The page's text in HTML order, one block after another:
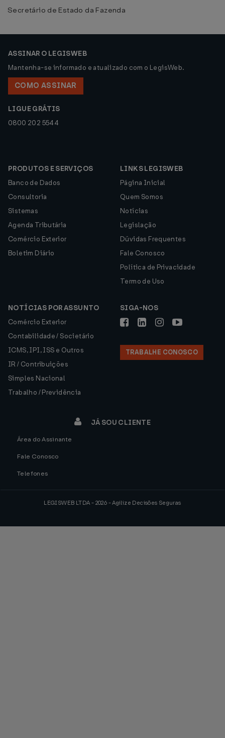
Secretário de Estado da Fazenda
ASSINAR O LEGISWEB
Mantenha-se informado e atualizado com o LegisWeb.
COMO ASSINAR
LIGUE GRÁTIS
0800 202 5544
PRODUTOS E SERVIÇOS
Banco de Dados
Consultoria
Sistemas
Agenda Tributária
Comércio Exterior
Boletim Diário
LINKS LEGISWEB
Página Inicial
Quem Somos
Notícias
Legislação
Dúvidas Frequentes
Fale Conosco
Política de Privacidade
Termo de Uso
NOTÍCIAS POR ASSUNTO
Comércio Exterior
Contabilidade / Societário
ICMS, IPI, ISS e Outros
IR / Contribuições
Simples Nacional
Trabalho / Previdência
SIGA-NOS
TRABALHE CONOSCO
JÁ SOU CLIENTE
Área do Assinante
Fale Conosco
Telefones
LEGISWEB LTDA - 2026 - Agilize Decisões Seguras